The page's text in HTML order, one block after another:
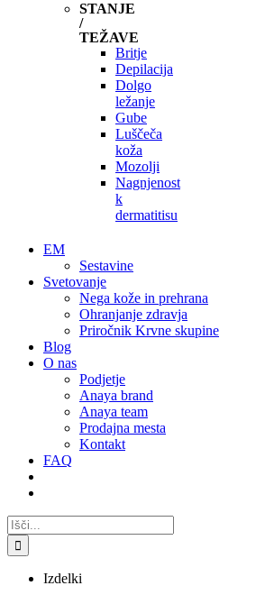
STANJE
/
TEŽAVE
Britje
Depilacija
Dolgo
ležanje
Gube
Luščeča
koža
Mozolji
Nagnjenost
k
dermatitisu
EM
Sestavine
Svetovanje
Nega kože in prehrana
Ohranjanje zdravja
Priročnik Krvne skupine
Blog
O nas
Podjetje
Anaya brand
Anaya team
Prodajna mesta
Kontakt
FAQ
Search
for:
Izdelki